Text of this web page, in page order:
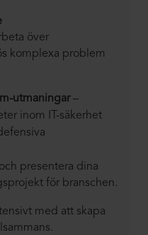
över
komplexa problem
utmaningar–
inom IT-säkerhet
presentera dina
för branschen.
med att skapa